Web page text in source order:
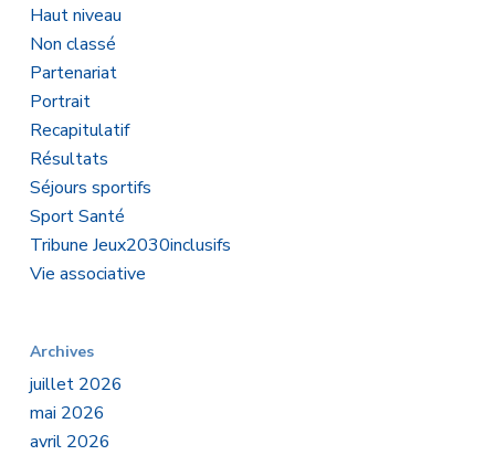
Haut niveau
Non classé
Partenariat
Portrait
Recapitulatif
Résultats
Séjours sportifs
Sport Santé
Tribune Jeux2030inclusifs
Vie associative
Archives
juillet 2026
mai 2026
avril 2026